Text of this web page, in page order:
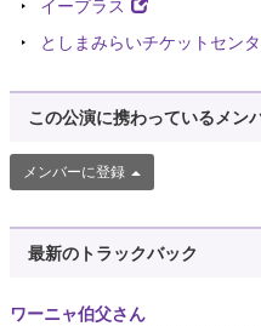
イープラス
としまみらいチケットセン
この公演に携わっているメン
メンバーに登録
最新のトラックバック
ワーニャ伯父さん